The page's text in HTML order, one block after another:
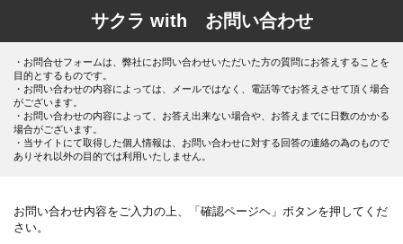
サクラ with お問い合わせ
・お問合せフォームは、弊社にお問い合わせいただいた方の質問にお答えすることを
目的とするものです。
・お問い合わせの内容によっては、メールではなく、電話等でお答えさせて頂く場合
がございます。
・お問い合わせの内容によって、お答え出来ない場合や、お答えまでに日数のかかる
場合がございます。
・当サイトにて取得した個人情報は、お問い合わせに対する回答の連絡の為のもので
ありそれ以外の目的では利用いたしません。
お問い合わせ内容をご入力の上、「確認ページヘ」ボタンを押してくだ
さい。